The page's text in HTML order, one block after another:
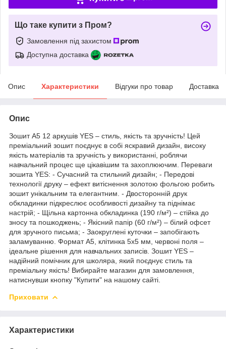
Що таке купити з Пром?
Замовлення під захистом
Доступна доставка
Опис Характеристики Відгуки про товар Доставка
Опис
Зошит А5 12 аркушів YES – стиль, якість та зручність! Цей
преміальний зошит поєднує в собі яскравий дизайн, високу
якість матеріалів та зручність у використанні, роблячи
навчальний процес ще цікавішим та захоплюючим. Переваги
зошита YES: - Сучасний та стильний дизайн; - Передові
технології друку – ефект витіснення золотою фольгою робить
зошит унікальним та елегантним. - Двосторонній друк
обкладинки підкреслює особливості дизайну та піднімає
настрій; - Щільна картонна обкладинка (190 г/м²) – стійка до
зносу та пошкоджень; - Якісний папір (60 г/м²) – білий офсет
для зручного письма; - Заокруглені куточки – запобігають
заламуванню. Формат А5, клітинка 5х5 мм, червоні поля –
ідеальне рішення для навчальних записів. Зошит YES –
надійний помічник для школяра, який поєднує стиль та
преміальну якість! Вибирайте магазин для замовлення,
натиснувши кнопку "Купити" на нашому сайті.
Приховати
Характеристики